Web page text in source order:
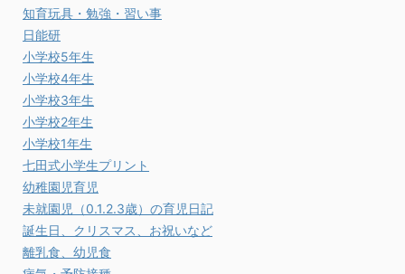
知育玩具・勉強・習い事
日能研
小学校5年生
小学校4年生
小学校3年生
小学校2年生
小学校1年生
七田式小学生プリント
幼稚園児育児
未就園児（0.1.2.3歳）の育児日記
誕生日、クリスマス、お祝いなど
離乳食、幼児食